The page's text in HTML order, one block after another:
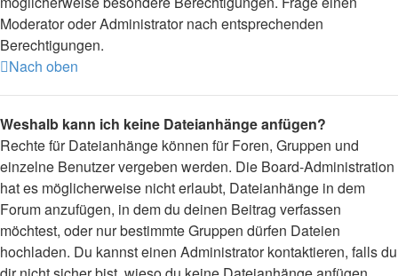
Moderator oder Administrator nach entsprechenden
Berechtigungen.
Nach oben
Weshalb kann ich keine Dateianhänge anfügen?
Rechte für Dateianhänge können für Foren, Gruppen und
einzelne Benutzer vergeben werden. Die Board-Administration
hat es möglicherweise nicht erlaubt, Dateianhänge in dem
Forum anzufügen, in dem du deinen Beitrag verfassen
möchtest, oder nur bestimmte Gruppen dürfen Dateien
hochladen. Du kannst einen Administrator kontaktieren, falls du